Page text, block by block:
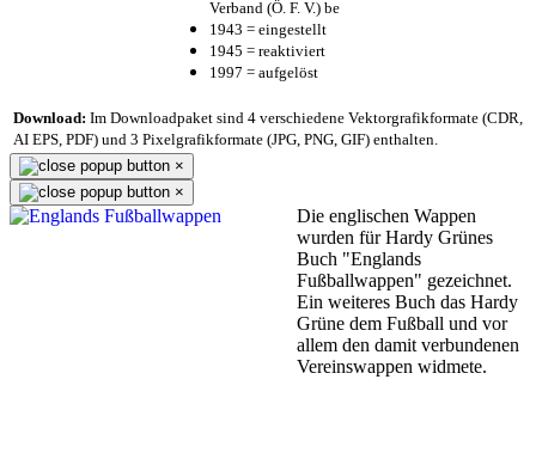
Verband (Ö. F. V.) be
1943 = eingestellt
1945 = reaktiviert
1997 = aufgelöst
Download: Im Downloadpaket sind 4 verschiedene Vektorgrafikformate (CDR,
AI EPS, PDF) und 3 Pixelgrafikformate (JPG, PNG, GIF) enthalten.
×
×
Die englischen Wappen
wurden für Hardy Grünes
Buch "Englands
Fußballwappen" gezeichnet.
Ein weiteres Buch das Hardy
Grüne dem Fußball und vor
allem den damit verbundenen
Vereinswappen widmete.